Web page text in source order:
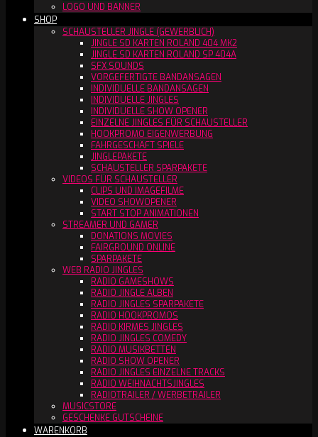
LOGO UND BANNER
SHOP
SCHAUSTELLER JINGLE (GEWERBLICH)
JINGLE SD KARTEN ROLAND 404 MK2
JINGLE SD KARTEN ROLAND SP 404A
SFX SOUNDS
VORGEFERTIGTE BANDANSAGEN
INDIVIDUELLE BANDANSAGEN
INDIVIDUELLE JINGLES
INDIVIDUELLE SHOW OPENER
EINZELNE JINGLES FÜR SCHAUSTELLER
HOOKPROMO EIGENWERBUNG
FAHRGESCHÄFT SPIELE
JINGLEPAKETE
SCHAUSTELLER SPARPAKETE
VIDEOS FÜR SCHAUSTELLER
CLIPS UND IMAGEFILME
VIDEO SHOWOPENER
START STOP ANIMATIONEN
STREAMER UND GAMER
DONATIONS MOVIES
FAIRGROUND ONLINE
SPARPAKETE
WEB RADIO JINGLES
RADIO GAMESHOWS
RADIO JINGLE ALBEN
RADIO JINGLES SPARPAKETE
RADIO HOOKPROMOS
RADIO KIRMES JINGLES
RADIO JINGLES COMEDY
RADIO MUSIKBETTEN
RADIO SHOW OPENER
RADIO JINGLES EINZELNE TRACKS
RADIO WEIHNACHTSJINGLES
RADIOTRAILER / WERBETRAILER
MUSICSTORE
GESCHENKE GUTSCHEINE
WARENKORB